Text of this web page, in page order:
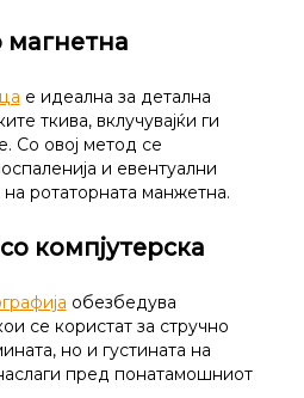
е идеална за детална
ткива, вклучувајќи ги
Со овој метод се
и евентуални
ротаторната манжетна.
компјутерска
обезбедува
се користат за стручно
но и густината на
пред понатамошниот